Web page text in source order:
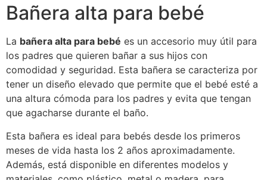
Bañera alta para bebé
La bañera alta para bebé es un accesorio muy útil para
los padres que quieren bañar a sus hijos con
comodidad y seguridad. Esta bañera se caracteriza por
tener un diseño elevado que permite que el bebé esté a
una altura cómoda para los padres y evita que tengan
que agacharse durante el baño.
Esta bañera es ideal para bebés desde los primeros
meses de vida hasta los 2 años aproximadamente.
Además, está disponible en diferentes modelos y